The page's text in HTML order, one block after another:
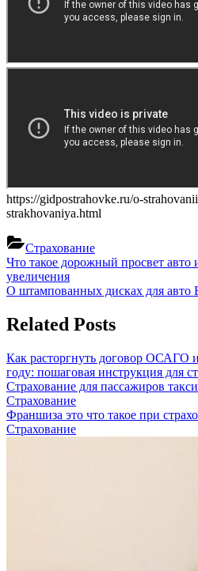
https://gidpostrahovke.ru/o-
strakhovaniya.html
Страхование
Навигация
по
Previous
Post:
Что такое дорожный просвет авто
увеличения
Next
О штампованных дисках для авто
Related Posts
Как расторгнуть договор ОСАГО
году: пошаговая инструкция для
Страхование для пассажиров
Страхование
Франшиза это что такое при
Страхование